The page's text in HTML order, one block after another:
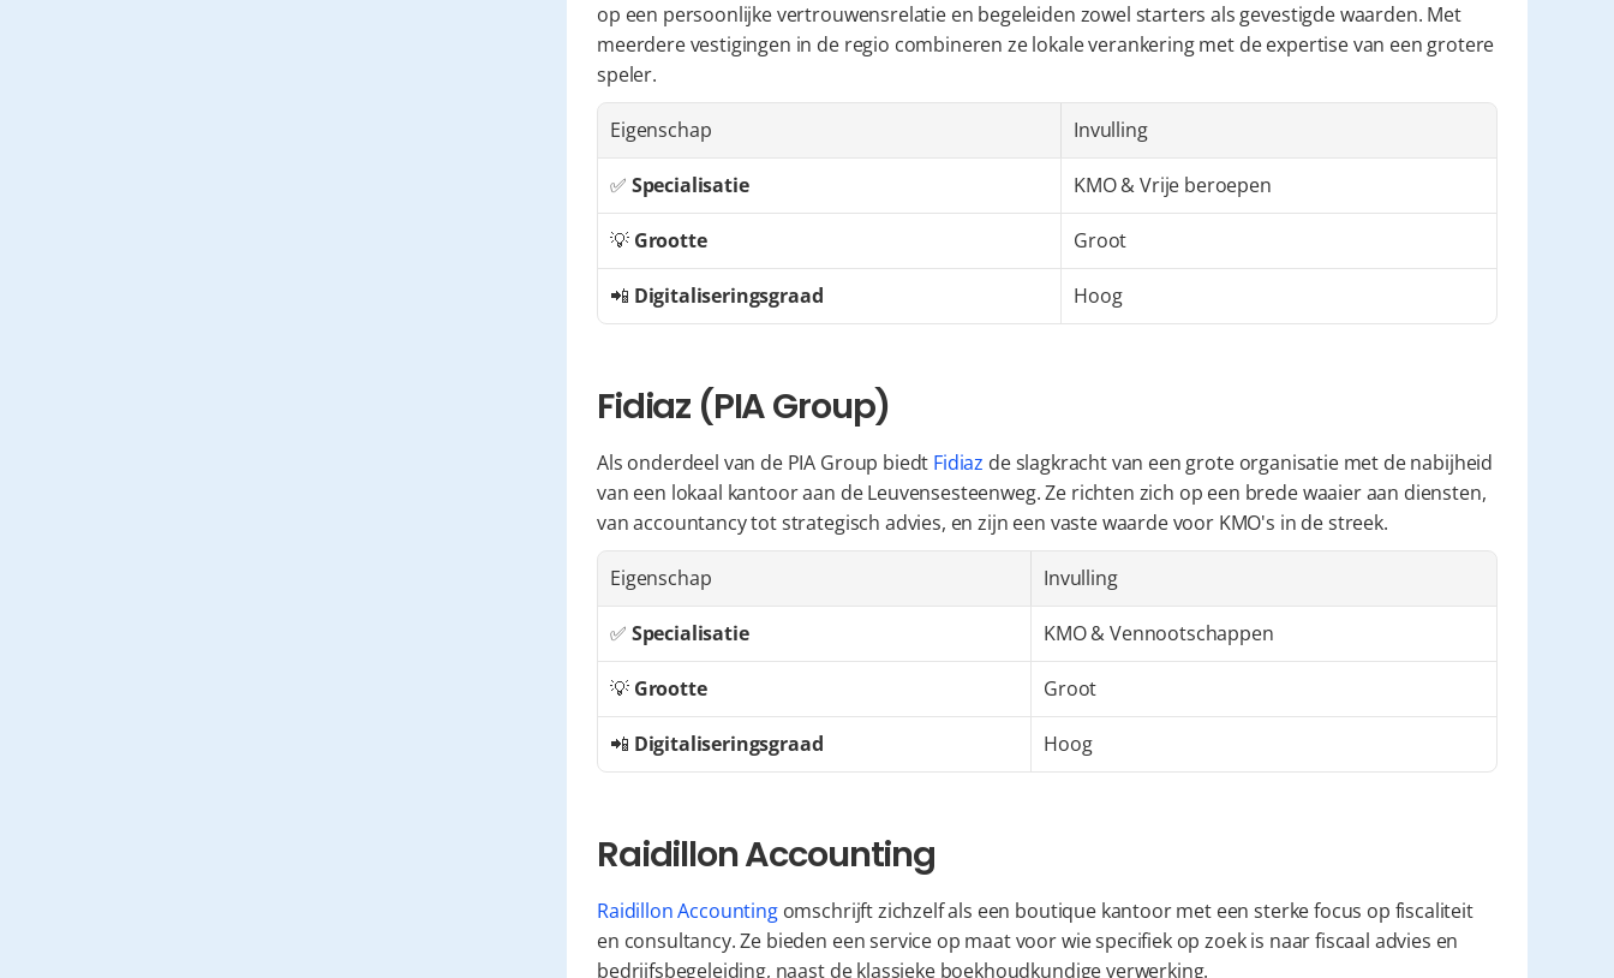
op een persoonlijke vertrouwensrelatie en begeleiden zowel starters als gevestigde waarden. Met
meerdere vestigingen in de regio combineren ze lokale verankering met de expertise van een grotere
speler.
Eigenschap Invulling
✅ Specialisatie KMO & Vrije beroepen
💡 Grootte Groot
📲 Digitaliseringsgraad Hoog
Fidiaz (PIA Group)
Als onderdeel van de PIA Group biedt Fidiaz de slagkracht van een grote organisatie met de nabijheid
van een lokaal kantoor aan de Leuvensesteenweg. Ze richten zich op een brede waaier aan diensten,
van accountancy tot strategisch advies, en zijn een vaste waarde voor KMO's in de streek.
Eigenschap Invulling
✅ Specialisatie KMO & Vennootschappen
💡 Grootte Groot
📲 Digitaliseringsgraad Hoog
Raidillon Accounting
Raidillon Accounting omschrijft zichzelf als een boutique kantoor met een sterke focus op fiscaliteit
en consultancy. Ze bieden een service op maat voor wie specifiek op zoek is naar fiscaal advies en
bedrijfsbegeleiding, naast de klassieke boekhoudkundige verwerking.